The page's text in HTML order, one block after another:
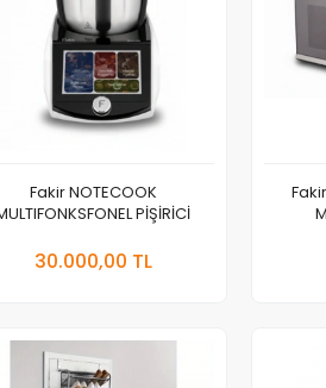
Fakir NOTECOOK
PİŞİRİCİ
30.000,00 TL